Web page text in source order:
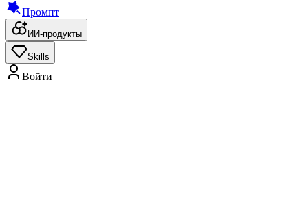
Промпт
ИИ-продукты
Skills
Войти